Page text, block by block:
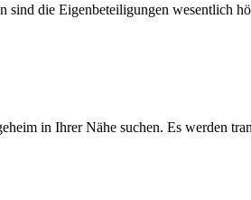
die Eigenbeteiligungen wesentlich
in Ihrer Nähe suchen. Es werden